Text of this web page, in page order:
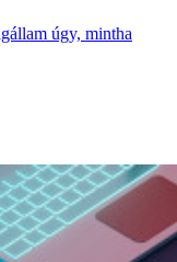
úgy, mintha